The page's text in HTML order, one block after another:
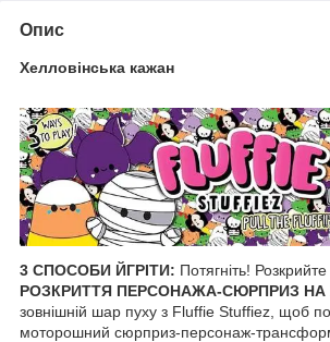
Опис
Хелловінська кажан
3 СПОСОБИ ЙГРІТИ: Потягніть!
РОЗКРИТТЯ ПЕРСОНАЖА-СЮРПРИЗ НА
зовнішній шар пуху з Fluffie Stuffiez, щоб
моторошний сюрприз-персонаж-